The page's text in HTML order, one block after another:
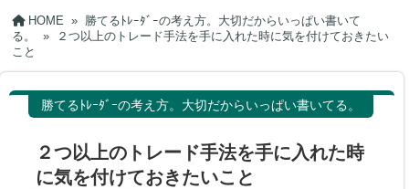
HOME » 勝てるﾄﾚｰﾀﾞｰの考え方。大切だからいっぱい書いて
る。
»
２つ以上のトレード手法を手に入れた時に気を付けておきたい
こと
勝てるﾄﾚｰﾀﾞｰの考え方。大切だからいっぱい書いてる。
２つ以上のトレード手法を手に入れた時
に気を付けておきたいこと